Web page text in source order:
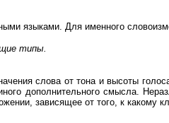
языками. Для именного
типы.
слова от тона и высоты
дополнительного смысла.
зависящее от того, к